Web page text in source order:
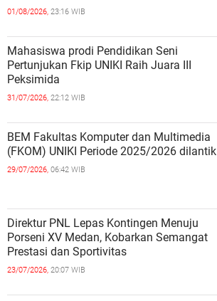
01/08/2026, 23:16 WIB
Mahasiswa prodi Pendidikan Seni
Pertunjukan Fkip UNIKI Raih Juara III
Peksimida
31/07/2026, 22:12 WIB
BEM Fakultas Komputer dan Multimedia
(FKOM) UNIKI Periode 2025/2026 dilantik
29/07/2026, 06:42 WIB
Direktur PNL Lepas Kontingen Menuju
Porseni XV Medan, Kobarkan Semangat
Prestasi dan Sportivitas
23/07/2026, 20:07 WIB